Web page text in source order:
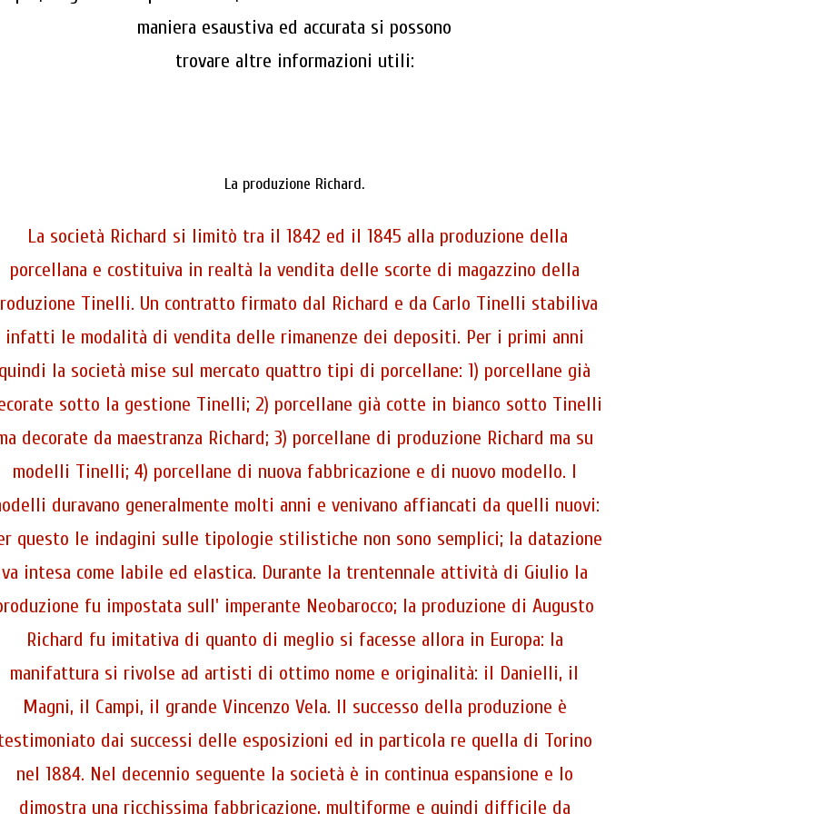
maniera esaustiva ed accurata si possono
trovare altre informazioni utili:
La produzione Richard.
La società Richard si limitò tra il 1842 ed il 1845 alla produzione della
porcellana e costituiva in realtà la vendita delle scorte di magazzino della
Tinelli. Un contratto firmato dal Richard e da Carlo Tinelli stabiliva
infatti le modalità di vendita delle rimanenze dei depositi. Per i primi anni
la società mise sul mercato quattro tipi di porcellane: 1) porcellane già
sotto la gestione Tinelli; 2) porcellane già cotte in bianco sotto Tinelli
decorate da maestranza Richard; 3) porcellane di produzione Richard ma su
modelli Tinelli; 4) porcellane di nuova fabbricazione e di nuovo modello. I
duravano generalmente molti anni e venivano affiancati da quelli nuovi:
questo le indagini sulle tipologie stilistiche non sono semplici; la datazione
va intesa come labile ed elastica. Durante la trentennale attività di Giulio la
fu impostata sull' imperante Neobarocco; la produzione di Augusto
Richard fu imitativa di quanto di meglio si facesse allora in Europa: la
manifattura si rivolse ad artisti di ottimo nome e originalità: il Danielli, il
Magni, il Campi, il grande Vincenzo Vela. Il successo della produzione è
dai successi delle esposizioni ed in particola re quella di Torino
nel 1884. Nel decennio seguente la società è in continua espansione e lo
dimostra una ricchissima fabbricazione, multiforme e quindi difficile da